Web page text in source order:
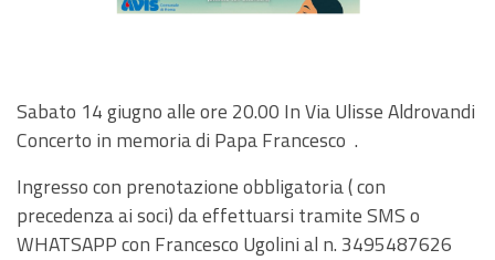
Sabato 14 giugno alle ore 20.00 In Via Ulisse Aldrovandi
Concerto in memoria di Papa Francesco .
Ingresso con prenotazione obbligatoria ( con
precedenza ai soci) da effettuarsi tramite SMS o
WHATSAPP con Francesco Ugolini al n. 3495487626